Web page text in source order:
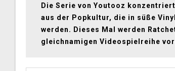
Die Serie von Youtooz
aus der Popkultur, die in süße
werden. Dieses Mal werden
gleichnamigen Videospielreihe